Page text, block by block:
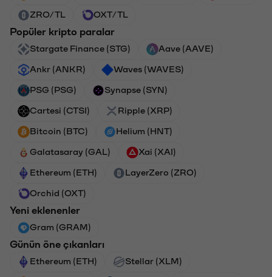
ZRO/TL OXT/TL
Popüler kripto paralar
Stargate Finance (STG) Aave (AAVE)
Ankr (ANKR) Waves (WAVES)
PSG (PSG) Synapse (SYN)
Cartesi (CTSI) Ripple (XRP)
Bitcoin (BTC) Helium (HNT)
Galatasaray (GAL) Xai (XAI)
Ethereum (ETH) LayerZero (ZRO)
Orchid (OXT)
Yeni eklenenler
Gram (GRAM)
Günün öne çıkanları
Ethereum (ETH) Stellar (XLM)